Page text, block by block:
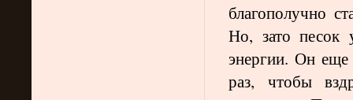
благополучно
Но, зато песок
энергии. Он
раз, чтобы